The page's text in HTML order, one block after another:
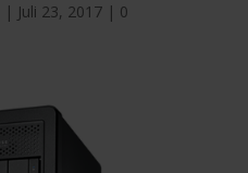
| Juli 23, 2017| 0